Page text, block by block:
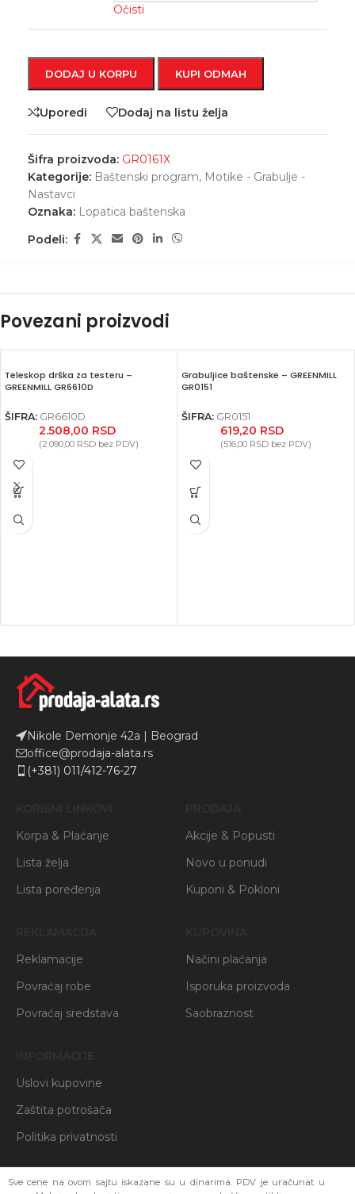
Očisti
DODAJ U KORPU KUPI ODMAH
Uporedi Dodaj na listu želja
Šifra proizvoda: GR0161X
Kategorije: Baštenski program, Motike - Grabulje -
Nastavci
Oznaka: Lopatica baštenska
Podeli:
Povezani proizvodi
Teleskop drška za testeru –
GREENMILL GR6610D
ŠIFRA: GR6610D
2.508,00 RSD
(2.090,00 RSD bez PDV)
Grabuljice baštenske – GREENMILL
GR0151
ŠIFRA: GR0151
619,20 RSD
(516,00 RSDbez PDV)
Nikole Demonje 42a | Beograd
office@prodaja-alata.rs
(+381) 011/412-76-27
Korpa & Plaćanje
Lista želja
Lista poređenja
Akcije & Popusti
Novo u ponudi
Kuponi & Pokloni
Reklamacije
Povraćaj robe
Povraćaj sredstava
Načini plaćanja
Isporuka proizvoda
Saobraznost
Uslovi kupovine
Zaštita potrošača
Politika privatnosti
Sve cene na ovom sajtu iskazane su u dinarima. PDV je uračunat u